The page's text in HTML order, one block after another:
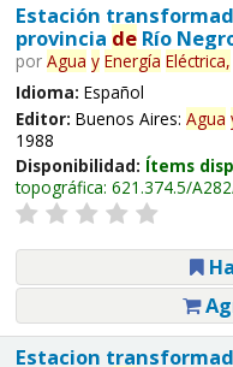
Estación
provincia deRío
por Agua y Energía Eléctrica,
Idioma: Español
Editor: Buenos Aires: Agua
1988
Disponibilidad: Ítems
topográfica: 621.374.5/
Estacion